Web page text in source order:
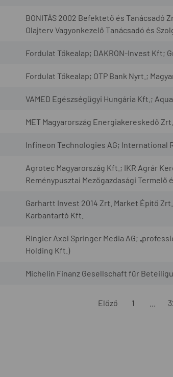
BONITÁS 2002 Befektető és Tanácsadó
Olajterv Vagyonkezelő Tanácsadó és
Fordulat Tőkealap; DAKRON-Invest Kft;
Fordulat Tőkealap; OTP Bank Nyrt.;
VAMED Egészségügyi Hungária Kft.;
MET Magyarország Energiakereskedő
Infineon Technologies AG; International
Agrotec Magyarország Kft.; IKR Agrár
Reménypusztai Mezőgazdasági
Garhartt Invest 2014 Zrt. Market Építő
Karbantartó Kft.
Ringier Axel Springer Media AG;
Holding Kft.)
Michelin Finanz Gesellschaft für
Előző 1